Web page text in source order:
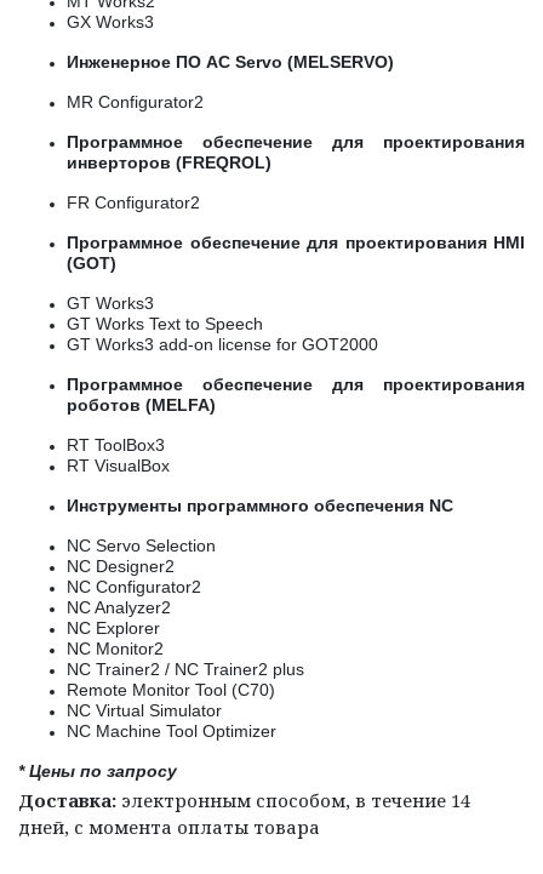
GX Works3
Инженерное ПО AC Servo (MELSERVO)
MR Configurator2
Программное обеспечение для проектирования
инверторов (FREQROL)
FR Configurator2
Программное обеспечение для проектирования HMI
(GOT)
GT Works3
GT Works Text to Speech
GT Works3 add-on license for GOT2000
Программное обеспечение для проектирования
роботов (MELFA)
RT ToolBox3
RT VisualBox
Инструменты программного обеспечения NC
NC Servo Selection
NC Designer2
NC Configurator2
NC Analyzer2
NC Explorer
NC Monitor2
NC Trainer2 / NC Trainer2 plus
Remote Monitor Tool (C70)
NC Virtual Simulator
NC Machine Tool Optimizer
* Цены по запросу
Доставка: электронным способом, в течение 14
дней, с момента оплаты товара